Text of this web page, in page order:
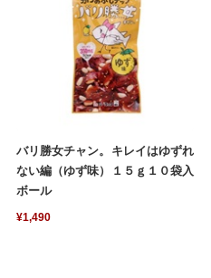
バリ勝女チャン。キレイはゆずれ
ない編（ゆず味）１５ｇ１０袋入
ボール
¥1,490